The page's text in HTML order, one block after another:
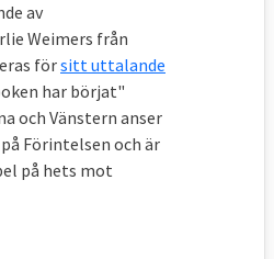
däribland
asylsökande inte
EU-länder vilket
sig till vissa
andra.
först fram ett
2016.
av
Weimers från
försitt uttalande
har börjat"
och Vänstern anser
Förintelsen och är
på hets mot